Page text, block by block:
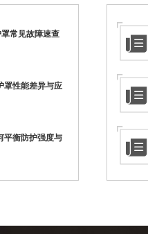
常见故障速查
罩性能差异与应
平衡防护强度与